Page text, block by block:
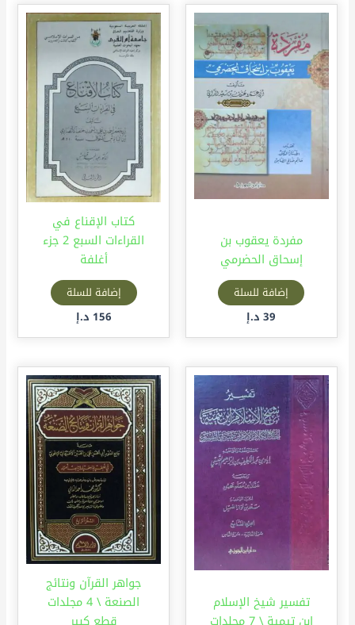
مفردة يعقوب بن
إسحاق الحضرمي
إضافة للسلة
39 د.إ
كتاب الإقناع في
القراءات السبع 2 جزء
أغلفة
إضافة للسلة
156 د.إ
تفسير شيخ الإسلام
جواهر القرآن ونتائج
الصنعة \ 4 مجلدات